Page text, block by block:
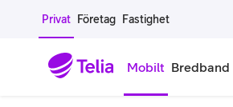
Gå till sidans innehåll
Privat Företag Fastighet
Mobilt Bredband